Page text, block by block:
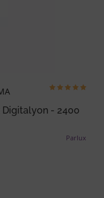
Digitalyon - 2400
Parlux